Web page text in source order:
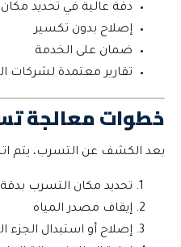
دقة عالية في تحديد
إصلاح بدون تكسير
ضمان على الخدمة
تقارير معتمدة لشركات
خطوات معالجة
بعد الكشف عن التسرب، يتم
تحديد مكان التسرب بدقة
إيقاف مصدر المياه
إصلاح أو استبدال الجزء